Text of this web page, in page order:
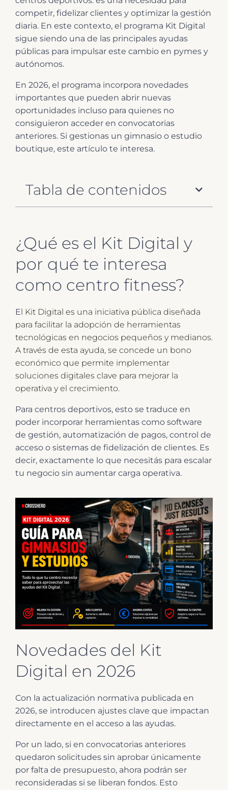
competir, fidelizar clientes y optimizar la gestión
diaria. En este contexto, el programa Kit Digital
sigue siendo una de las principales ayudas
públicas para impulsar este cambio en pymes y
autónomos.
En 2026, el programa incorpora novedades
importantes que pueden abrir nuevas
oportunidades incluso para quienes no
consiguieron acceder en convocatorias
anteriores. Si gestionas un gimnasio o estudio
boutique, este artículo te interesa.
Tabla de contenidos
¿Qué es el Kit Digital y
por qué te interesa
como centro fitness?
El Kit Digital es una iniciativa pública diseñada
para facilitar la adopción de herramientas
tecnológicas en negocios pequeños y medianos.
A través de esta ayuda, se concede un bono
económico que permite implementar
soluciones digitales clave para mejorar la
operativa y el crecimiento.
Para centros deportivos, esto se traduce en
poder incorporar herramientas como software
de gestión, automatización de pagos, control de
acceso o sistemas de fidelización de clientes. Es
decir, exactamente lo que necesitás para escalar
tu negocio sin aumentar carga operativa.
Novedades del Kit
Digital en 2026
Con la actualización normativa publicada en
2026, se introducen ajustes clave que impactan
directamente en el acceso a las ayudas.
Por un lado, si en convocatorias anteriores
quedaron solicitudes sin aprobar únicamente
por falta de presupuesto, ahora podrán ser
reconsideradas si se liberan fondos. Esto